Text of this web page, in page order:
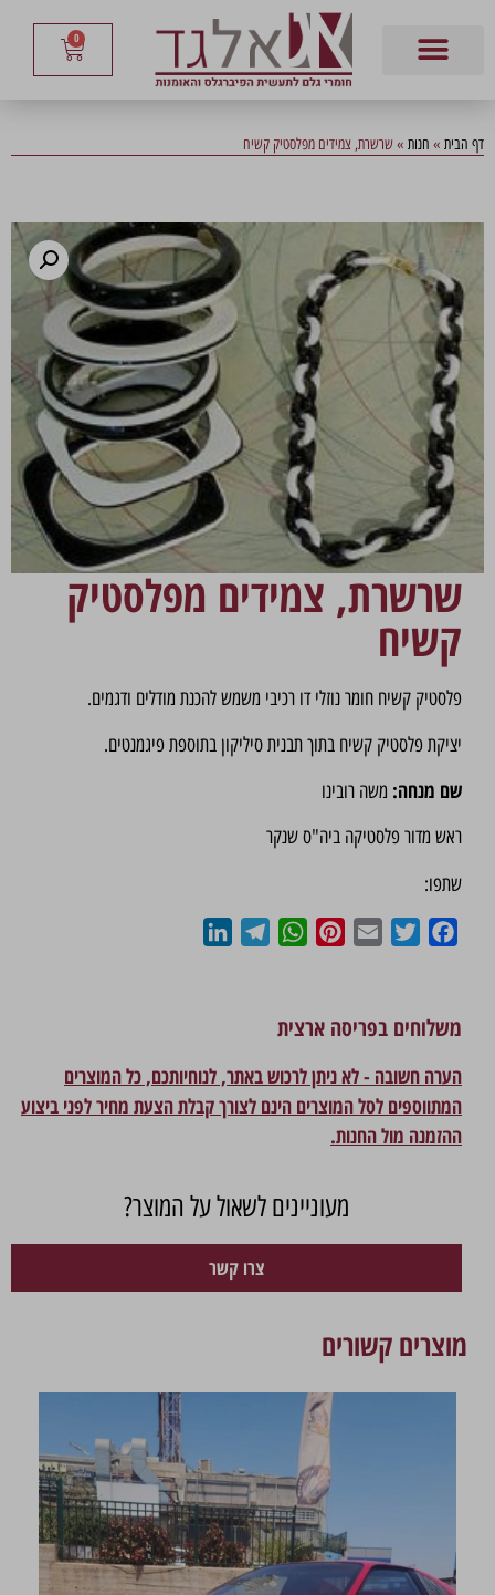
0
דף הבית » חנות »שרשרת, צמידים מפלסטיק קשיח
שרשרת, צמידים מפלסטיק
קשיח
פלסטיק קשיח חומר נוזלי דו רכיבי משמש להכנת מודלים ודגמים.
יציקת פלסטיק קשיח בתוך תבנית סיליקון בתוספת פיגמנטים.
שם מנחה: משה רובינו
ראש מדור פלסטיקה ביה"ס שנקר
שתפו:
Facebook
Twitter
Email
Pinterest
WhatsApp
Telegram
משלוחים בפריסה ארצית
הערה חשובה - לא ניתן לרכוש באתר, לנוחיותכם, כל המוצרים
המתווספים לסל המוצרים הינם לצורך קבלת הצעת מחיר לפני ביצוע
ההזמנה מול החנות.
מעוניינים לשאול על המוצר?
צרו קשר
מוצרים קשורים